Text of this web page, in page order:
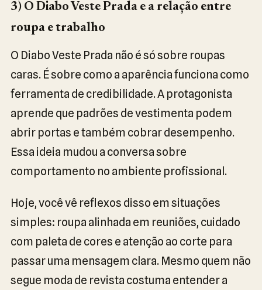
3) O Diabo Veste Prada e a relação entre
roupa e trabalho
O Diabo Veste Prada não é só sobre roupas
caras. É sobre como a aparência funciona como
ferramenta de credibilidade. A protagonista
aprende que padrões de vestimenta podem
abrir portas e também cobrar desempenho.
Essa ideia mudou a conversa sobre
comportamento no ambiente profissional.
Hoje, você vê reflexos disso em situações
simples: roupa alinhada em reuniões, cuidado
com paleta de cores e atenção ao corte para
passar uma mensagem clara. Mesmo quem não
segue moda de revista costuma entender a